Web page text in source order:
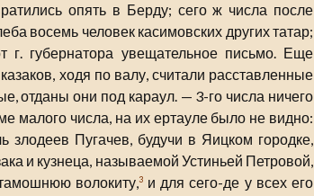
опять в Берду; сего ж числа после
восемь человек касимовских других татар;
губернатора увещательное письмо. Еще
ходя по валу, считали расставленные
отданы они под караул. — 3-го числа ничего
малого числа, на их ертауле было не видно:
злодеев Пугачев, будучи в Яицком городке,
и кузнеца, называемой Устиньей Петровой,
волокиту,3и для сего-де у всех его